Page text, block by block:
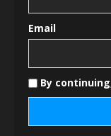
Email
By